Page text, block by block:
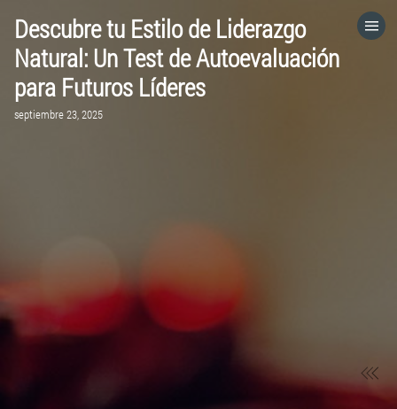
Descubre tu Estilo de Liderazgo
Natural: Un Test de Autoevaluación
para Futuros Líderes
septiembre 23, 2025
HOME
CATEGORÍAS